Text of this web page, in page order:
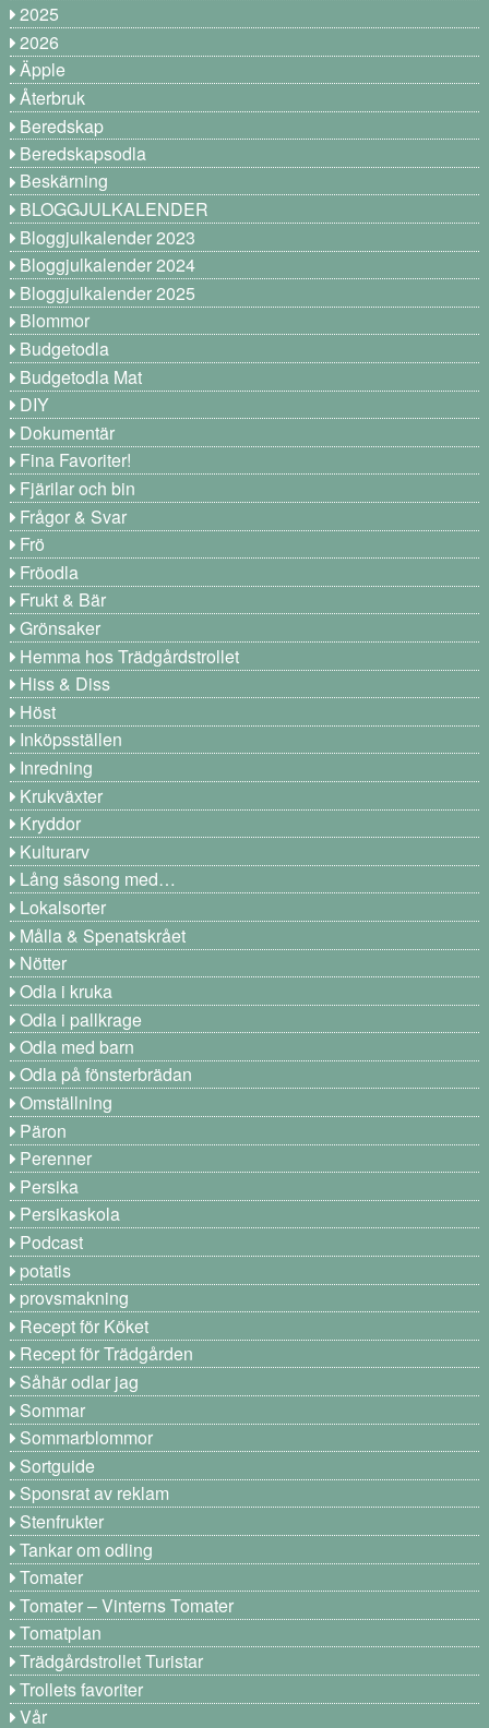
2025
2026
Äpple
Återbruk
Beredskap
Beredskapsodla
Beskärning
BLOGGJULKALENDER
Bloggjulkalender 2023
Bloggjulkalender 2024
Bloggjulkalender 2025
Blommor
Budgetodla
Budgetodla Mat
DIY
Dokumentär
Fina Favoriter!
Fjärilar och bin
Frågor & Svar
Frö
Fröodla
Frukt & Bär
Grönsaker
Hemma hos Trädgårdstrollet
Hiss & Diss
Höst
Inköpsställen
Inredning
Krukväxter
Kryddor
Kulturarv
Lång säsong med…
Lokalsorter
Målla & Spenatskrået
Nötter
Odla i kruka
Odla i pallkrage
Odla med barn
Odla på fönsterbrädan
Omställning
Päron
Perenner
Persika
Persikaskola
Podcast
potatis
provsmakning
Recept för Köket
Recept för Trädgården
Såhär odlar jag
Sommar
Sommarblommor
Sortguide
Sponsrat av reklam
Stenfrukter
Tankar om odling
Tomater
Tomater – Vinterns Tomater
Tomatplan
Trädgårdstrollet Turistar
Trollets favoriter
Vår